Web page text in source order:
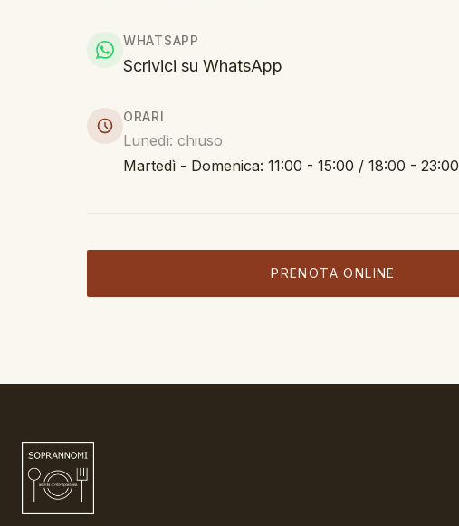
WHATSAPP
Scrivici su WhatsApp
ORARI
Lunedì: chiuso
Martedì - Domenica: 11:00 - 15:00 / 18:00 - 23:00
PRENOTA ONLINE